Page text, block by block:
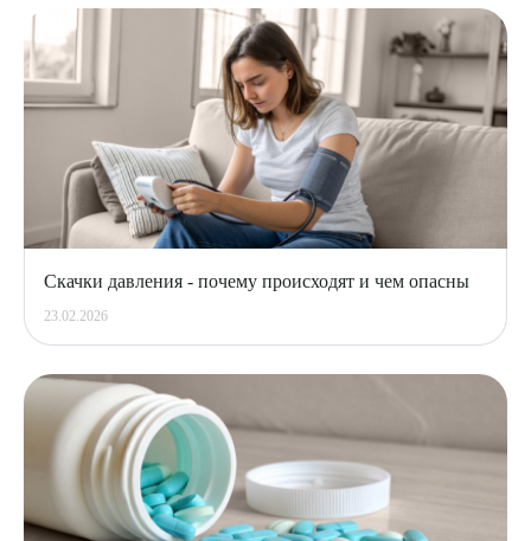
Скачки давления - почему происходят и чем опасны
23.02.2026